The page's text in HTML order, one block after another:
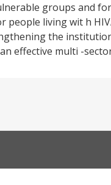
groups and
living wit h
the
effective multi -